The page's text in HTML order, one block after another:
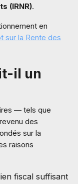
(IRNR).
en
sur la Rente des
il un
— tels que
des
sur la
raisons
fiscal suffisant